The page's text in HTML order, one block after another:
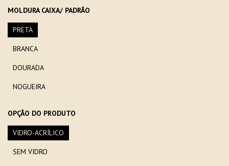
MOLDURA CAIXA/ PADRÃO
PRETA
BRANCA
DOURADA
NOGUEIRA
OPÇÃO DO PRODUTO
VIDRO-ACRÍLICO
SEM VIDRO